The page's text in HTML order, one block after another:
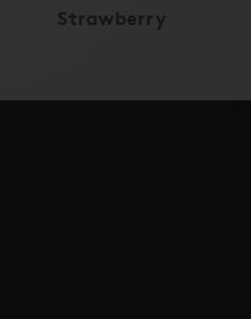
Strawberry